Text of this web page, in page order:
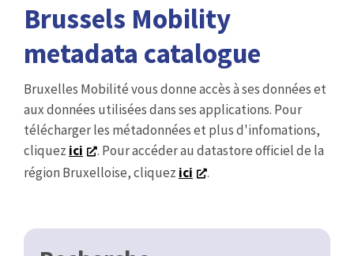
Brussels Mobility
metadata catalogue
Bruxelles Mobilité vous donne accès à ses données et
aux données utilisées dans ses applications. Pour
télécharger les métadonnées et plus d'infomations,
cliquez ici
. Pour accéder au datastore officiel de la
région Bruxelloise, cliquez ici .